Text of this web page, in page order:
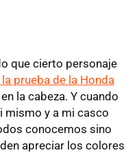
que cierto personaje
la prueba de la Honda
la cabeza. Y cuando
mismo y a mi casco
conocemos sino
apreciar los colores